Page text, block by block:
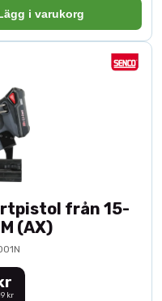
i varukorg
från 15-
(AX)
kr